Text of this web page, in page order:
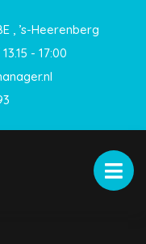
, ’s-Heerenberg
- 17:00